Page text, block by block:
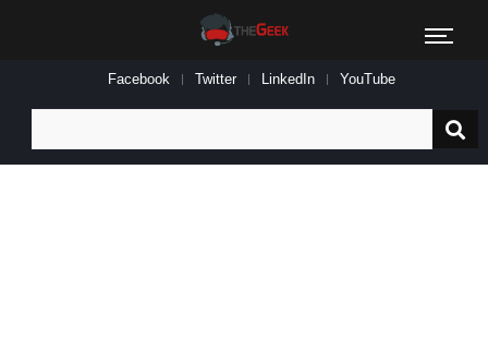
Facebook Twitter LinkedIn YouTube
for: